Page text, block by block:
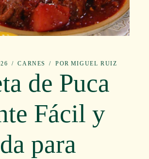
CARNES POR MIGUEL RUIZ
de Puca
Fácil y
para